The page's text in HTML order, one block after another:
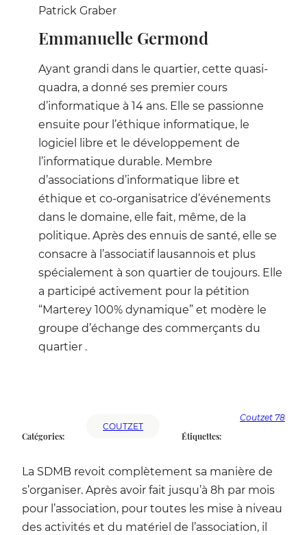
Patrick Graber
Emmanuelle Germond
Ayant grandi dans le quartier, cette quasi-
quadra, a donné ses premier cours
d’informatique à 14 ans. Elle se passionne
ensuite pour l’éthique informatique, le
logiciel libre et le développement de
l’informatique durable. Membre
d’associations d’informatique libre et
éthique et co-organisatrice d’événements
dans le domaine, elle fait, même, de la
politique. Après des ennuis de santé, elle se
consacre à l’associatif lausannois et plus
spécialement à son quartier de toujours. Elle
a participé activement pour la pétition
“Marterey 100% dynamique” et modère le
groupe d’échange des commerçants du
quartier .
Catégories:
COUTZET
Étiquettes:
Coutzet 78
La SDMB revoit complètement sa manière de
s’organiser. Après avoir fait jusqu’à 8h par mois
pour l’association, pour toutes les mise à niveau
des activités et du matériel de l’association, il